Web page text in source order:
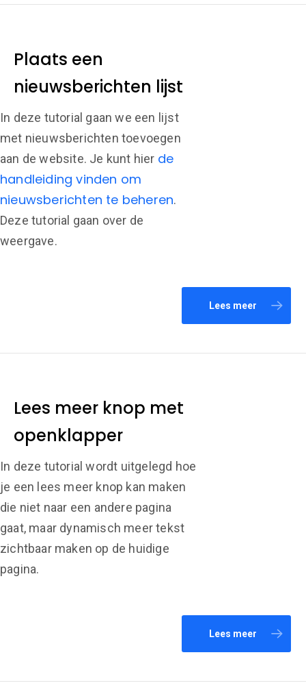
Plaats een
nieuwsberichten lijst
In deze tutorial gaan we een lijst
met nieuwsberichten toevoegen
aan de website. Je kunt hier de
handleiding vinden om
nieuwsberichten te beheren.
Deze tutorial gaan over de
weergave.
Lees meer
Lees meer knop met
openklapper
In deze tutorial wordt uitgelegd hoe
je een lees meer knop kan maken
die niet naar een andere pagina
gaat, maar dynamisch meer tekst
zichtbaar maken op de huidige
pagina.
Lees meer